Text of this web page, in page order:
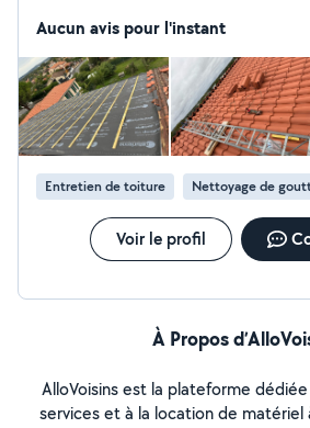
Aucun avis pour l'instant
Entretien de toiture Nettoyage de
Voir le profil
À Propos
AlloVoisins est la plateforme
services et à la location de matériel